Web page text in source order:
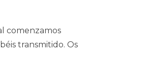
comenzamos
transmitido. Os